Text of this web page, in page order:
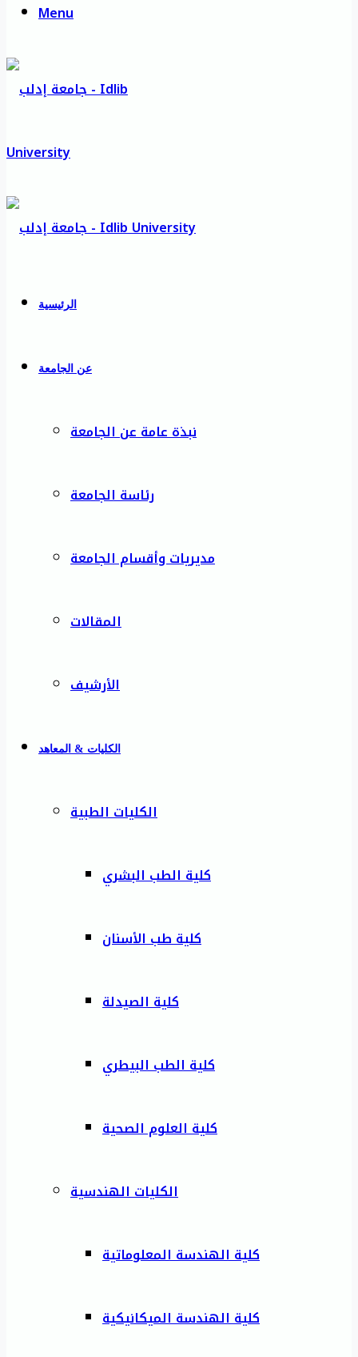
Menu
الرئيسية
عن الجامعة
نبذة عامة عن الجامعة
رئاسة الجامعة
مديريات وأقسام الجامعة
المقالات
الأرشيف
الكليات & المعاهد
الكليات الطبية
كلية الطب البشري
كلية طب الأسنان
كلية الصيدلة
كلية الطب البيطري
كلية العلوم الصحية
الكليات الهندسية
كلية الهندسة المعلوماتية
كلية الهندسة الميكانيكية